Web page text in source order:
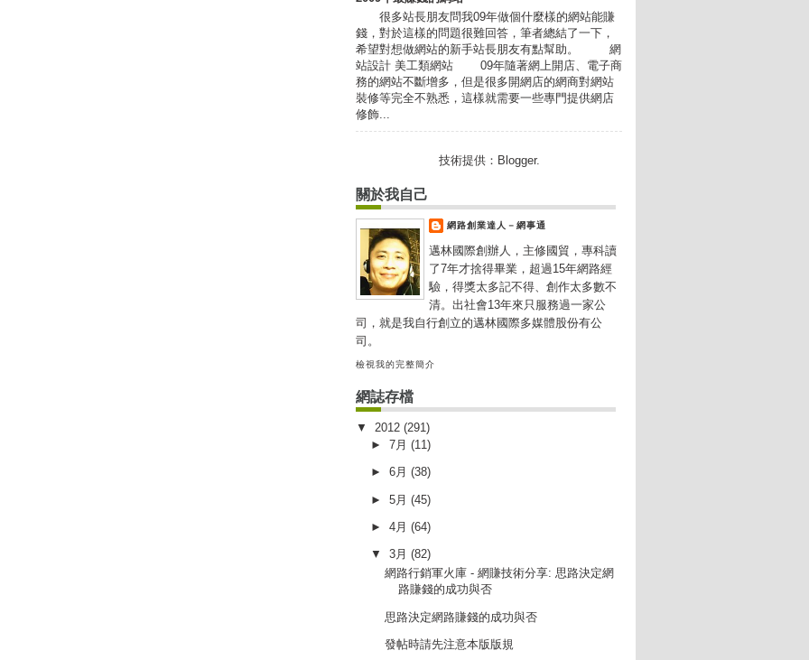
很多站長朋友問我09年做個什麼樣的網站能賺
錢，對於這樣的問題很難回答，筆者總結了一下，
希望對想做網站的新手站長朋友有點幫助。 網
站設計 美工類網站 09年隨著網上開店、電子商
務的網站不斷增多，但是很多開網店的網商對網站
裝修等完全不熟悉，這樣就需要一些專門提供網店
修飾...
技術提供： Blogger.
關於我自己
網路創業達人－網事通
邁林國際創辦人，主修國貿，專科讀
了7年才捨得畢業，超過15年網路經
驗，得獎太多記不得、創作太多數不
清。出社會13年來只服務過一家公
司，就是我自行創立的邁林國際多媒體股份有公
司。
檢視我的完整簡介
網誌存檔
▼ 2012 (291)
► 7月 (11)
► 6月 (38)
► 5月 (45)
► 4月 (64)
▼ 3月 (82)
網路行銷軍火庫 - 網賺技術分享: 思路決定網
路賺錢的成功與否
思路決定網路賺錢的成功與否
發帖時請先注意本版版規